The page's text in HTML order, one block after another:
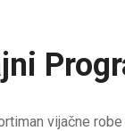
vijačne